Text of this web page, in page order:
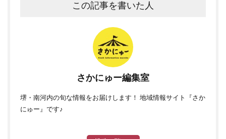
この記事を書いた人
さかにゅー編集室
堺・南河内の旬な情報をお届けします！ 地域情報サイト『さか
にゅー』です♪